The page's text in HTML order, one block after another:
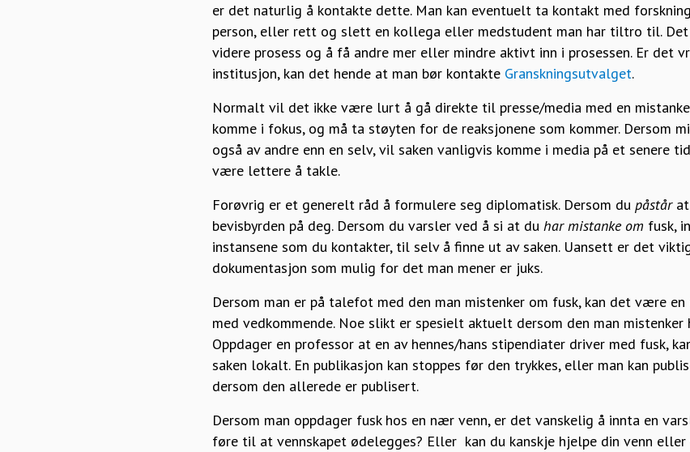
er det naturlig å kontakte dette. Man kan eventuelt ta kontakt med
person, eller rett og slett en kollega eller medstudent man har tiltro til.
videre prosess og å få andre mer eller mindre aktivt inn i prosessen. Er det
institusjon, kan det hende at man bør kontakte Granskningsutvalget.
Normalt vil det ikke være lurt å gå direkte til presse/media med en
komme i fokus, og må ta støyten for de reaksjonene som kommer. Dersom
også av andre enn en selv, vil saken vanligvis komme i media på et senere
være lettere å takle.
Forøvrig er et generelt råd å formulere seg diplomatisk. Dersom du påstårat
bevisbyrden på deg. Dersom du varsler ved å si at du har mistanke om fusk,
instansene som du kontakter, til selv å finne ut av saken. Uansett er det
dokumentasjon som mulig for det man mener er juks.
Dersom man er på talefot med den man mistenker om fusk, kan det være
med vedkommende. Noe slikt er spesielt aktuelt dersom den man mistenker
Oppdager en professor at en av hennes/hans stipendiater driver med fusk,
saken lokalt. En publikasjon kan stoppes før den trykkes, eller man kan
dersom den allerede er publisert.
Dersom man oppdager fusk hos en nær venn, er det vanskelig å innta en
føre til at vennskapet ødelegges? Eller kan du kanskje hjelpe din venn